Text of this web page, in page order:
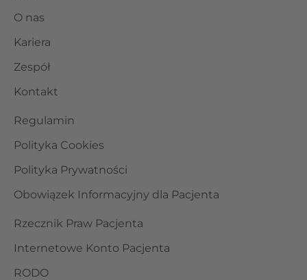
O nas
Kariera
Zespół
Kontakt
Regulamin
Polityka Cookies
Polityka Prywatności
Obowiązek Informacyjny dla Pacjenta
Rzecznik Praw Pacjenta
Internetowe Konto Pacjenta
RODO